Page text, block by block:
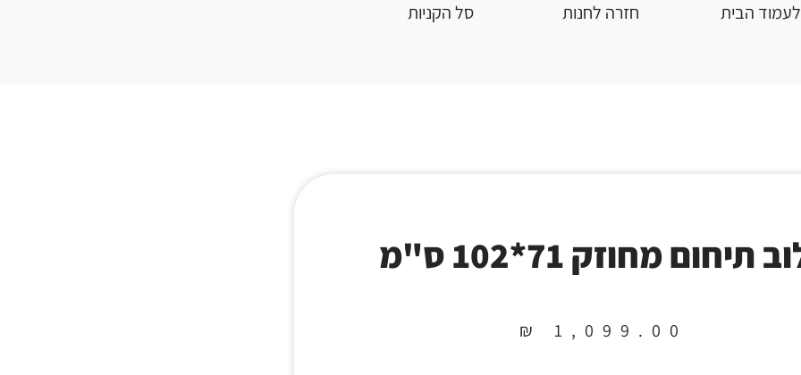
לעמוד הבית חזרה לחנות סל הקניות
תיחום מחוזק 71*102 ס"מ
₪ 1,099.00